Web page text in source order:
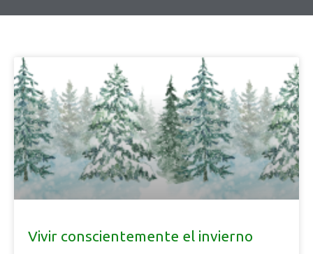
Vivir conscientemente el invierno